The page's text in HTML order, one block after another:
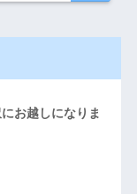
お越しになりま